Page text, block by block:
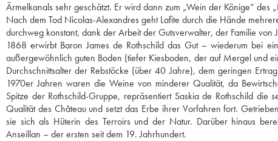
Ärmelkanals sehr geschätzt. Er wird dann zum „Wein der Könige“ des
Nach dem Tod Nicolas-Alexandres geht Lafite durch die Hände
durchweg konstant, dank der Arbeit der Gutsverwalter, der Familie
1868 erwirbt Baron James de Rothschild das Gut – wiederum bei
außergewöhnlich guten Boden (tiefer Kiesboden, der auf Mergel und
Durchschnittsalter der Rebstöcke (über 40 Jahre), dem geringen
1970er Jahren waren die Weine von minderer Qualität, da
Spitze der Rothschild-Gruppe, repräsentiert Saskia de Rothschild
Qualität des Château und setzt das Erbe ihrer Vorfahren fort.
sie sich als Hüterin des Terroirs und der Natur. Darüber hinaus
Anseillan – der ersten seit dem 19. Jahrhundert.